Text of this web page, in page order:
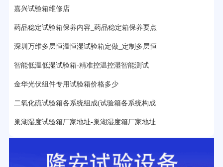
27分钟前用户提问：
32分钟前用户提问：氙灯老化试验箱价格多少？
2分钟前用户提问：大型高温老化房价格多少钱？
嘉兴试验箱维修店
药品稳定试验箱保养内容_药品稳定箱保养要点
深圳万维多层恒温恒湿试验箱定做_定制多层恒
智能低温低湿试验箱-精准控温控湿智能测试
金华光伏组件专用试验箱价格多少
二氧化硫试验箱各系统组成(试验箱各系统构成
巢湖湿度试验箱厂家地址-巢湖湿度箱厂家地址